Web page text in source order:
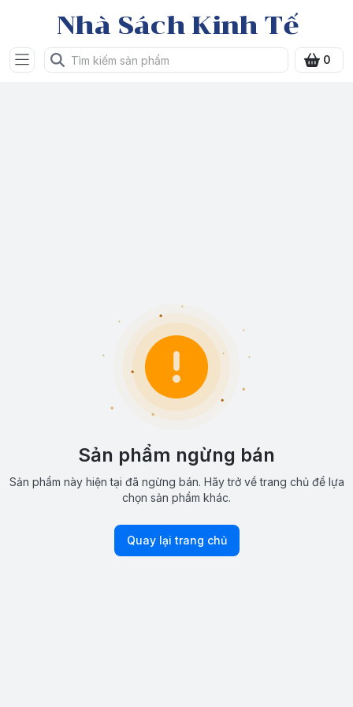
Nhà Sách Kinh Tế
0
Sản phẩm ngừng bán
Sản phẩm này hiện tại đã ngừng bán. Hãy trở về trang chủ để lựa
chọn sản phẩm khác.
Quay lại trang chủ